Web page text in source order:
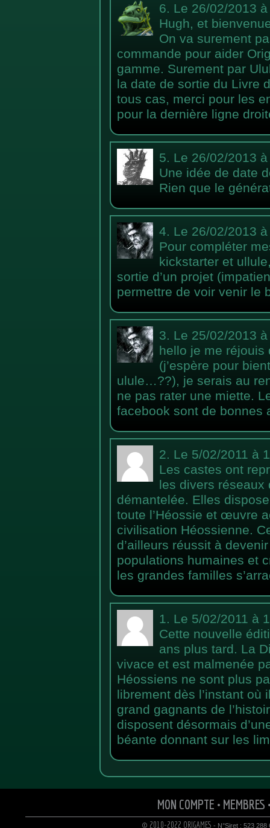
6. Le 26/02/2013
Hugh, et
On va surement
commande pour aider
gamme. Surement par
la date de sortie du Livre
tous cas, merci pour les
pour la dernière ligne
5. Le 26/02/2013
Une idée de date
Rien que le
4. Le 26/02/2013
Pour compléter
kickstarter et
sortie d’un projet
permettre de voir venir le
3. Le 25/02/2013
hello je me réjouis
(j’espère pour
ulule…??), je serais au
ne pas rater une miette.
facebook sont de bonnes
2. Le 5/02/2011 à
Les castes ont
les divers réseaux
démantelée. Elles
toute l’Héossie et œuvre
civilisation Héossienne.
d’ailleurs réussit à
populations humaines et
les grandes familles
1. Le 5/02/2011 à
Cette nouvelle
ans plus tard. La
vivace et est malmenée
Héossiens ne sont plus
librement dès l’instant
grand gagnants de
disposent désormais
béante donnant sur les
MON COMPTE • MEMBRES
© 2010-2022 ORIGAMES - N°Siret : 523 288